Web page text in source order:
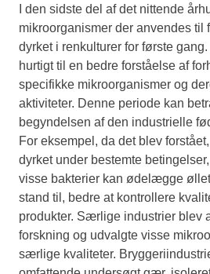
I den sidste del af det nittende
mikroorganismer der anvendes til
dyrket i renkulturer for første
hurtigt til en bedre forståelse af
specifikke mikroorganismer og
aktiviteter. Denne periode kan
begyndelsen af den industrielle
For eksempel, da det blev
dyrket under bestemte
visse bakterier kan ødelægge
stand til, bedre at kontrollere
produkter. Særlige industrier blev
forskning og udvalgte visse
særlige kvaliteter.